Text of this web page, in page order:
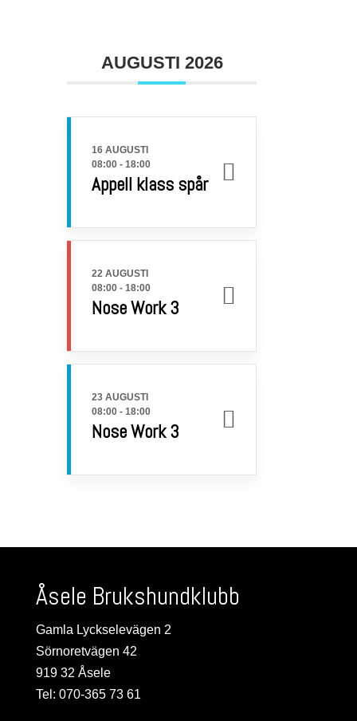
AUGUSTI 2026
16 AUGUSTI
08:00 - 18:00
Appell klass spår
22 AUGUSTI
08:00 - 18:00
Nose Work 3
23 AUGUSTI
08:00 - 18:00
Nose Work 3
Åsele Brukshundklubb
Gamla Lyckselevägen 2
Sörnoretvägen 42
919 32 Åsele
Tel: 070-365 73 61